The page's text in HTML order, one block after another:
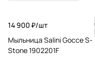
14 900 ₽/шт
Мыльница Salini Gocce S-
Stone 1902201F